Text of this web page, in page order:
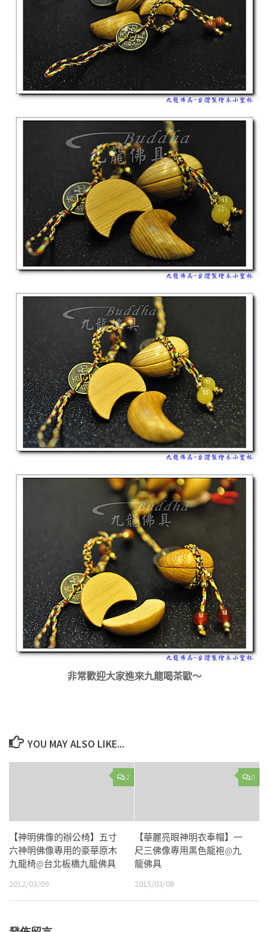
非常歡迎大家進來九龍喝茶歐～
YOU MAY ALSO LIKE...
2
【神明佛像的辦公椅】五寸
六神明佛像專用的豪華原木
九龍椅@台北板橋九龍佛具
2012/03/09
0
【華麗亮眼神明衣奉帽】一
尺三佛像專用黑色龍袍@九
龍佛具
2015/02/08